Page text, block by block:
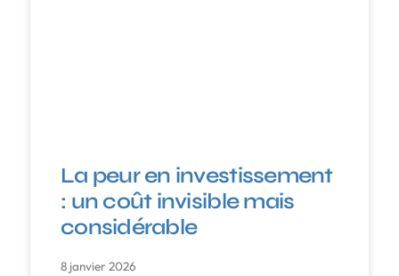
La peur en investissement
: un coût invisible mais
considérable
8 janvier 2026